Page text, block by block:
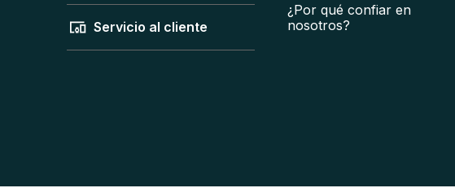
Servicio al cliente
¿Por qué confiar en
nosotros?